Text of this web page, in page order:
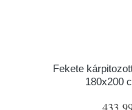
Fekete
180x200
433